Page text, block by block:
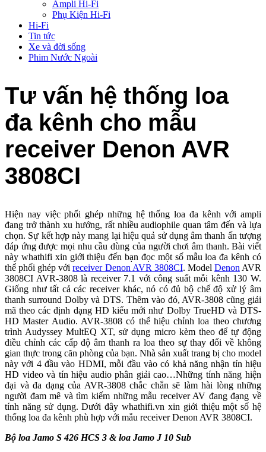
Ampli Hi-Fi
Phụ Kiện Hi-Fi
Hi-Fi
Tin tức
Xe và đời sống
Phim Nước Ngoài
Tư vấn hệ thống loa
đa kênh cho mẫu
receiver Denon AVR
3808CI
Hiện nay việc phối ghép những hệ thống loa đa kênh với ampli
đang trở thành xu hướng, rất nhiều audiophile quan tâm đến và lựa
chọn. Sự kết hợp này mang lại hiệu quả sử dụng âm thanh ấn tượng
đáp ứng được mọi nhu cầu dùng của người chơi âm thanh. Bài viết
này whathifi xin giới thiệu đến bạn đọc một số mẫu loa đa kênh có
thể phối ghép vớireceiver Denon AVR 3808CI. Model Denon AVR
3808CI AVR-3808 là receiver 7.1 với công suất mỗi kênh 130 W.
Giống như tất cả các receiver khác, nó có đủ bộ chế độ xử lý âm
thanh surround Dolby và DTS. Thêm vào đó, AVR-3808 cũng giải
mã theo các định dạng HD kiểu mới như Dolby TrueHD và DTS-
HD Master Audio. AVR-3808 có thể hiệu chỉnh loa theo chương
trình Audyssey MultEQ XT, sử dụng micro kèm theo để tự động
điều chỉnh các cấp độ âm thanh ra loa theo sự thay đổi về không
gian thực trong căn phòng của bạn. Nhà sản xuất trang bị cho model
này với 4 đầu vào HDMI, mỗi đầu vào có khả năng nhận tín hiệu
HD video và tín hiệu audio phân giải cao…Những tính năng hiện
đại và đa dạng của AVR-3808 chắc chắn sẽ làm hài lòng những
người đam mê và tìm kiếm những mẫu receiver AV đang đạng về
tính năng sử dụng. Dưới đây whathifi.vn xin giới thiệu một số hệ
thống loa đa kênh phù hợp với mẫu receiver Denon AVR 3808CI.
Bộ loa Jamo S 426 HCS 3 & loa Jamo J 10 Sub